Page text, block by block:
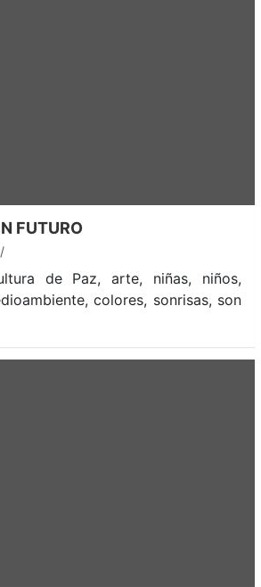
FUTURO
de Paz, arte, niñas, niños,
colores, sonrisas, son